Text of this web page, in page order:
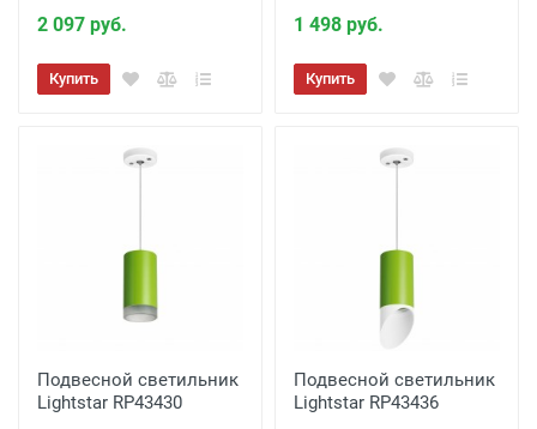
2 097 руб.
Купить
1 498 руб.
Купить
Подвесной светильник
Lightstar RP43430
Подвесной светильник
Lightstar RP43436